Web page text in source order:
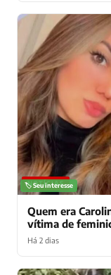
NOTÍCIAS
🏷️ Seu interesse
Quem era
vítima de
Há 2 dias